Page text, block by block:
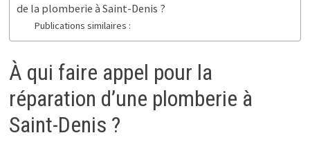
de la plomberie à Saint-Denis ?
Publications similaires :
À qui faire appel pour la
réparation d’une plomberie à
Saint-Denis ?